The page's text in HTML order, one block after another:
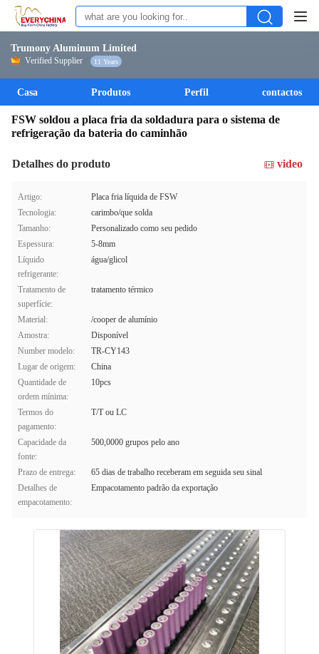
Trumony Aluminum Limited
Verified Supplier 11 Years
Casa Produtos Perfil contactos
FSW soldou a placa fria da soldadura para o sistema de
refrigeração da bateria do caminhão
Detalhes do produto video
Artigo:
Placa fria líquida de FSW
Tecnologia:
carimbo/que solda
Tamanho:
Personalizado como seu pedido
Espessura:
5-8mm
Líquido
refrigerante:
água/glicol
Tratamento de
superfície:
tratamento térmico
Material:
/cooper de alumínio
Amostra:
Disponível
Number modelo:
TR-CY143
Lugar de origem:
China
Quantidade de
ordem mínima:
10pcs
Termos do
pagamento:
T/T ou LC
Capacidade da
fonte:
500,0000 grupos pelo ano
Prazo de entrega:
65 dias de trabalho receberam em seguida seu sinal
Detalhes de
empacotamento:
Empacotamento padrão da exportação